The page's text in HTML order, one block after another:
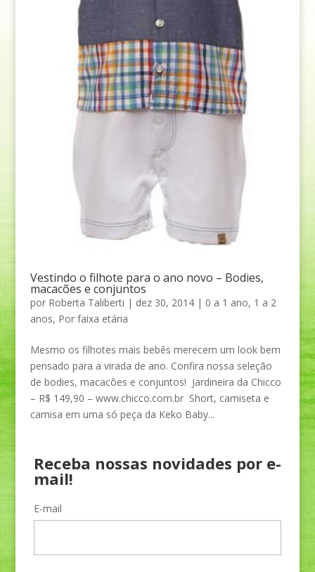
Vestindo o filhote para o ano novo – Bodies,
macacões e conjuntos
por Roberta Taliberti | dez 30, 2014| 0 a 1 ano, 1 a 2
anos, Por faixa etária
Mesmo os filhotes mais bebês merecem um look bem
pensado para a virada de ano. Confira nossa seleção
de bodies, macacões e conjuntos! Jardineira da Chicco
– R$ 149,90 – www.chicco.com.br Short, camiseta e
camisa em uma só peça da Keko Baby...
Receba nossas novidades por e-
mail!
E-mail